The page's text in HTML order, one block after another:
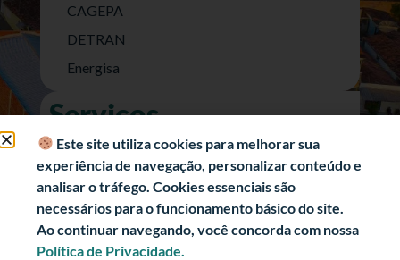
CAGEPA
DETRAN
Energisa
Serviços
Nota Fiscal Eletrônica
e-SIC (Acesso a Informação)
Transparência Fiscal
História
Este site utiliza cookies para melhorar sua
experiência de navegação, personalizar conteúdo e
analisar o tráfego. Cookies essenciais são
necessários para o funcionamento básico do site.
Ao continuar navegando, você concorda com nossa
Política de Privacidade.